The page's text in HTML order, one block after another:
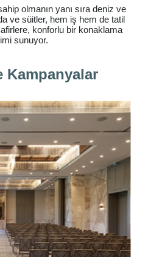
olmanın yanı sıra deniz ve
ve süitler, hem iş hem de tatil
konforlu bir konaklama
sunuyor.
Kampanyalar